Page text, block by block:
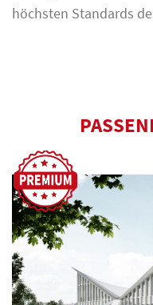
höchsten Standards